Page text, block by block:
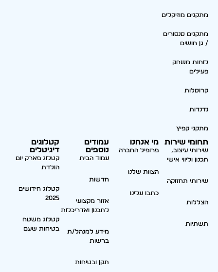
מתקנים מוזיקלים
מתקנים סנסורים
/ גן חושים
לוחות משחק
פעילים
קרוסלות
נדנדות
מתקני קפיץ
תחומי שירות
שירותי עיצוב,
תכנון וליווי אישי
שירותי תחזוקה
הצללות
תשתיות
מי אנחנו
פרופיל החברה
הצוות שלנו
כתבו עלינו
עמודים
נוספים
עמוד הבית
חדשות
אזור מקצועי
לתכנון ואדריכלות
מידע למנהל/ת
ברשות
תקן ובטיחות
קטלוגים
דיגיטלים
קטלוג פארק יום
הולדת
קטלוג חידושים
2025
קטלוג משטח
בטיחות שעם